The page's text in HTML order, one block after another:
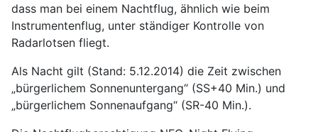
dass man bei einem Nachtflug, ähnlich wie beim
Instrumentenflug, unter ständiger Kontrolle von
Radarlotsen fliegt.
Als Nacht gilt (Stand: 5.12.2014) die Zeit zwischen
„bürgerlichem Sonnenuntergang“ (SS+40 Min.) und
„bürgerlichem Sonnenaufgang“ (SR-40 Min.).